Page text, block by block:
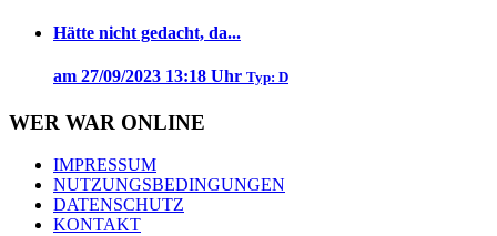
Hätte nicht gedacht, da...
am 27/09/2023 13:18 Uhr Typ: D
WER WAR ONLINE
IMPRESSUM
NUTZUNGSBEDINGUNGEN
DATENSCHUTZ
KONTAKT